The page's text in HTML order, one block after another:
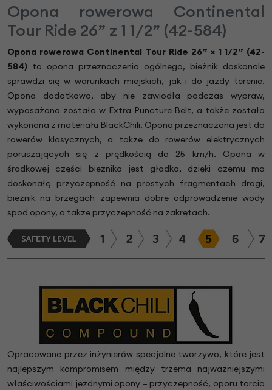
Opona rowerowa Continental
Tour Ride 26” z 1 1/2” (42-584)
Opona rowerowa Continental Tour Ride 26” × 1 1/2” (42-
584) to opona przeznaczenia ogólnego, bieżnik doskonale
sprawdzi się w warunkach miejskich, jak i do jazdy terenie.
Opona dodatkowo, aby nie zawiodła podczas wypraw,
wyposażona została w Extra Puncture Belt, a także została
wykonana z materiału BlackChili. Opona przeznaczona jest do
rowerów klasycznych, a także do rowerów elektrycznych
poruszających się z prędkością do 25 km/h. Opona w
środkowej części bieżnika jest gładka, dzięki czemu ma
doskonałą przyczepność na prostych fragmentach drogi,
bieżnik na brzegach zapewnia dobre odprowadzenie wody
spod opony, a także przyczepność na zakrętach.
Opracowane przez inżynierów specjalne tworzywo, które jest
najlepszym kompromisem między trzema najważniejszymi
właściwościami jezdnymi opony – przyczepność, oporu tarcia